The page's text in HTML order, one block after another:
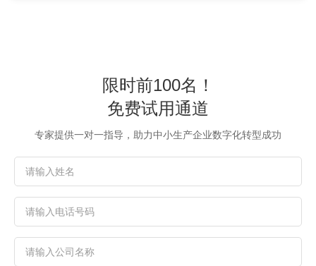
限时前100名！
免费试用通道
专家提供一对一指导，助力中小生产企业数字化转型成功